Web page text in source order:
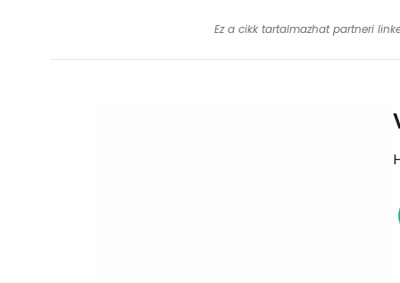
Ez a cikk tartalmazhat partneri